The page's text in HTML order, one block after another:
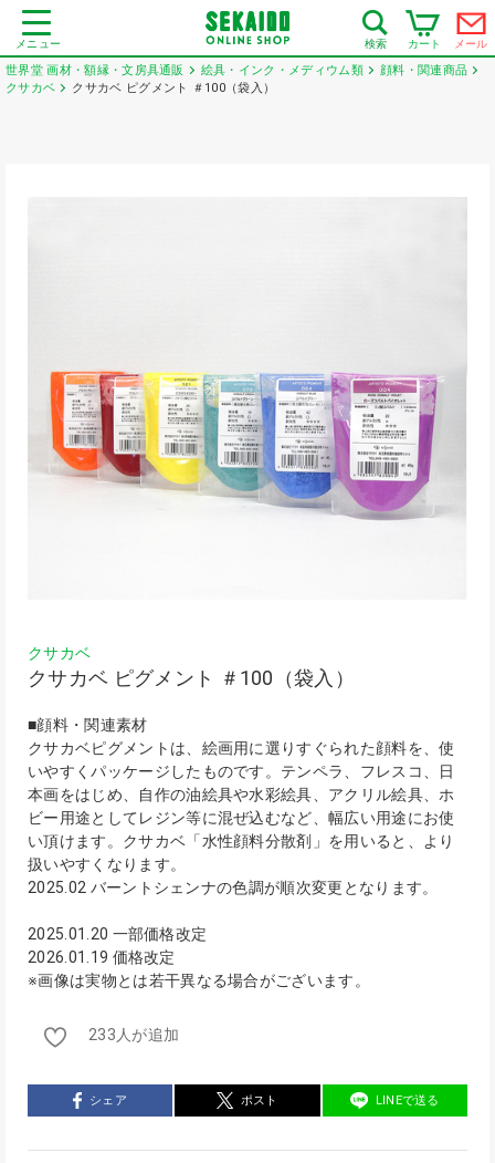
メニュー 検索 カート メール
世界堂 画材・額縁・文房具通販 絵具・インク・メディウム類
顔料・関連商品
クサカベ
クサカベ ピグメント ＃100（袋入）
クサカベ
クサカベ ピグメント ＃100（袋入）
■顔料・関連素材
クサカベピグメントは、絵画用に選りすぐられた顔料を、使
いやすくパッケージしたものです。テンペラ、フレスコ、日
本画をはじめ、自作の油絵具や水彩絵具、アクリル絵具、ホ
ビー用途としてレジン等に混ぜ込むなど、幅広い用途にお使
い頂けます。クサカベ「水性顔料分散剤」を用いると、より
扱いやすくなります。
2025.02 バーントシェンナの色調が順次変更となります。
2025.01.20 一部価格改定
2026.01.19 価格改定
※画像は実物とは若干異なる場合がございます。
233人が追加
シェア ポスト LINEで送る